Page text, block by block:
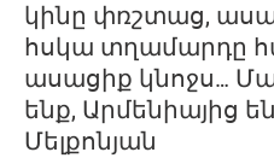
կինը փռշտաց,
հսկա տղամարդը
ասացիք կնոջս…
ենք, Արմենիայից
Մելքոնյան